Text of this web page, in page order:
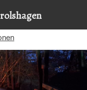
Funktionalität